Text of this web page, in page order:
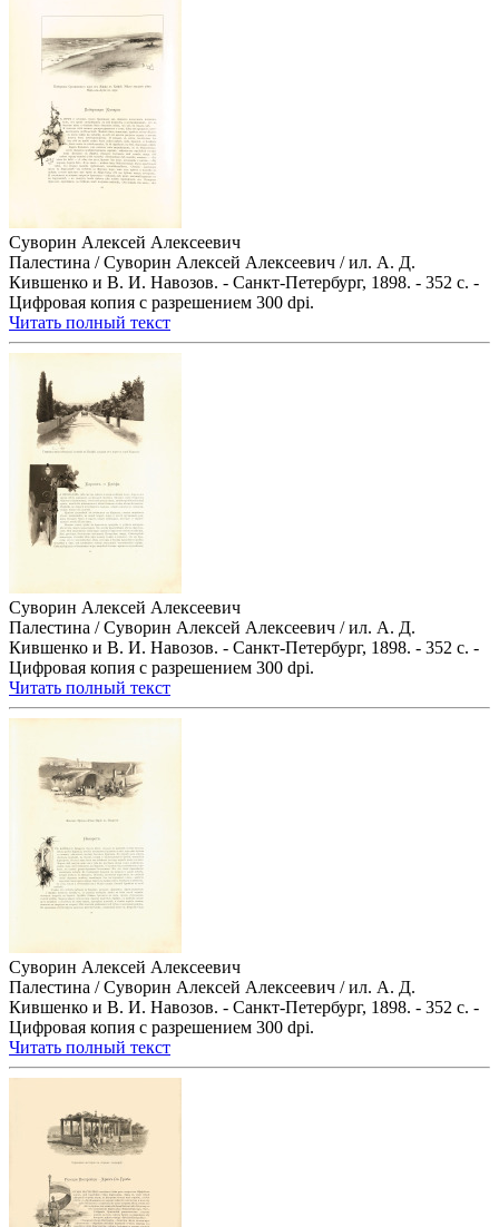
Суворин Алексей Алексеевич
Палестина / Суворин Алексей Алексеевич / ил. А. Д.
Кившенко и В. И. Навозов. - Санкт-Петербург, 1898. - 352 с. -
Цифровая копия с разрешением 300 dpi.
Читать полный текст
Суворин Алексей Алексеевич
Палестина / Суворин Алексей Алексеевич / ил. А. Д.
Кившенко и В. И. Навозов. - Санкт-Петербург, 1898. - 352 с. -
Цифровая копия с разрешением 300 dpi.
Читать полный текст
Суворин Алексей Алексеевич
Палестина / Суворин Алексей Алексеевич / ил. А. Д.
Кившенко и В. И. Навозов. - Санкт-Петербург, 1898. - 352 с. -
Цифровая копия с разрешением 300 dpi.
Читать полный текст